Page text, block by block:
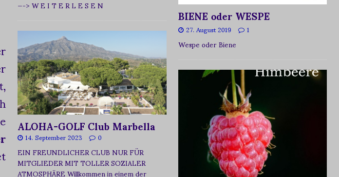
—-> W E I T E R L E S E N
ALOHA-GOLF Club Marbella
14. September 2023 0
EIN FREUNDLICHER CLUB NUR FÜR
MITGLIEDER MIT TOLLER SOZIALER
BIENE oder WESPE
27. August 2019 1
Wespe oder Biene